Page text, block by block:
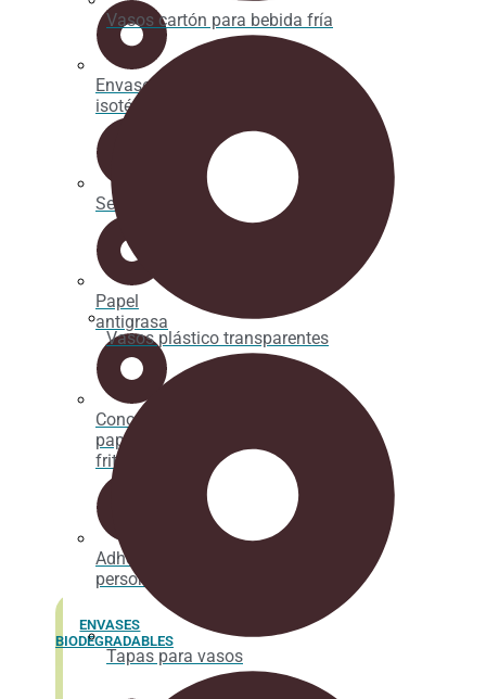
Envases
isotérmicos
Servilletas
Papel
antigrasa
Cono
papel
fritos
Adhesivos
personalizados
ENVASES
BIODEGRADABLES
Vasos cartón para bebida fría
Vasos plástico transparentes
Tapas para vasos